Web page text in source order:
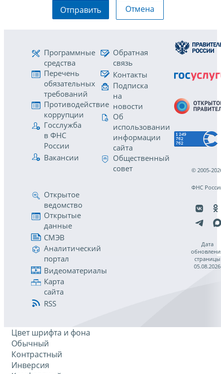
Отправить Отмена
Программные
средства
Перечень
обязательных
требований
Противодействие
коррупции
Госслужба
в ФНС
России
Вакансии
Обратная
связь
Контакты
Подписка
на
новости
Об
использовании
информации
сайта
Общественный
совет
Открытое
ведомство
Открытые
данные
СМЭВ
Аналитический
портал
Видеоматериалы
Карта
сайта
RSS
© 2005-
ФНС
Дата
страницы
05.08.2026
Цвет шрифта и фона
Обычный
Контрастный
Инверсия